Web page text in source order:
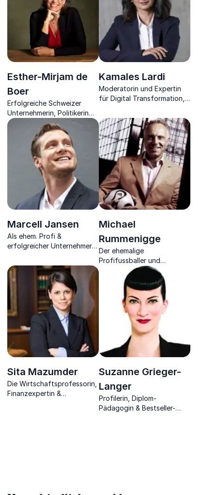
Esther-Mirjam de
Boer
Erfolgreiche Schweizer
Unternehmerin, Politikerin
und Verwaltungsrätin sowie
Vielfalts-Expertin
Kamales Lardi
Moderatorin und Expertin
für Digital Transformation,
Verknüpfungen in der
modernen Welt auf
Marcell Jansen
Als ehem. Profi &
erfolgreicher Unternehmer
unternehmerische und
sportliche Aspekte seines
Werdegangs
Michael
Rummenigge
Der ehemalige
Profifussballer und
Geschäftsführer erklärt den
Faktor Mensch und Team
für den Unternehmenserfolg
Sita Mazumder
Die Wirtschaftsprofessorin,
Finanzexpertin &
Suzanne Grieger-
Langer
Profilerin, Diplom-
Pädagogin & Bestseller-